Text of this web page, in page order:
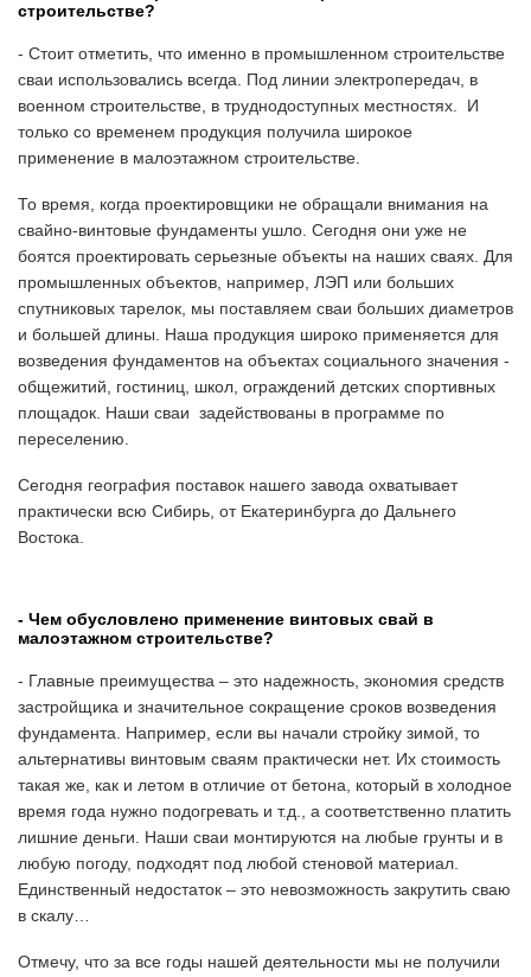
строительстве?
- Стоит отметить, что именно в промышленном строительстве
сваи использовались всегда. Под линии электропередач, в
военном строительстве, в труднодоступных местностях. И
только со временем продукция получила широкое
применение в малоэтажном строительстве.
То время, когда проектировщики не обращали внимания на
свайно-винтовые фундаменты ушло. Сегодня они уже не
боятся проектировать серьезные объекты на наших сваях. Для
промышленных объектов, например, ЛЭП или больших
спутниковых тарелок, мы поставляем сваи больших диаметров
и большей длины. Наша продукция широко применяется для
возведения фундаментов на объектах социального значения -
общежитий, гостиниц, школ, ограждений детских спортивных
площадок. Наши сваи задействованы в программе по
переселению.
Сегодня география поставок нашего завода охватывает
практически всю Сибирь, от Екатеринбурга до Дальнего
Востока.
- Чем обусловлено применение винтовых свай в
малоэтажном строительстве?
- Главные преимущества – это надежность, экономия средств
застройщика и значительное сокращение сроков возведения
фундамента. Например, если вы начали стройку зимой, то
альтернативы винтовым сваям практически нет. Их стоимость
такая же, как и летом в отличие от бетона, который в холодное
время года нужно подогревать и т.д., а соответственно платить
лишние деньги. Наши сваи монтируются на любые грунты и в
любую погоду, подходят под любой стеновой материал.
Единственный недостаток – это невозможность закрутить сваю
в скалу…
Отмечу, что за все годы нашей деятельности мы не получили